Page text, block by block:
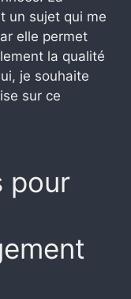
un sujet qui me
elle permet
la qualité
je souhaite
sur ce
pour